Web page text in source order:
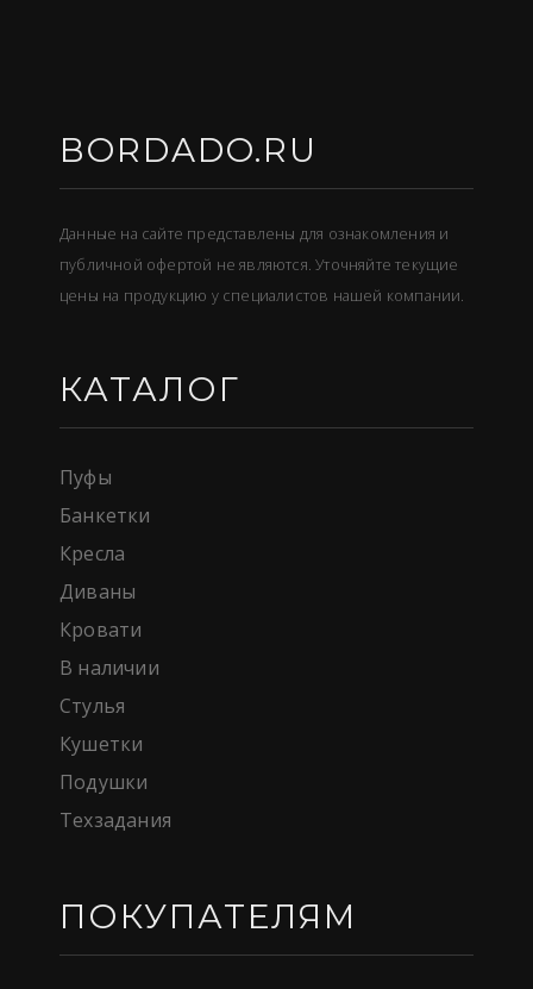
BORDADO.RU
Данные на сайте представлены для ознакомления и
публичной офертой не являются. Уточняйте текущие
цены на продукцию у специалистов нашей компании.
КАТАЛОГ
Пуфы
Банкетки
Кресла
Диваны
Кровати
В наличии
Стулья
Кушетки
Подушки
Техзадания
ПОКУПАТЕЛЯМ